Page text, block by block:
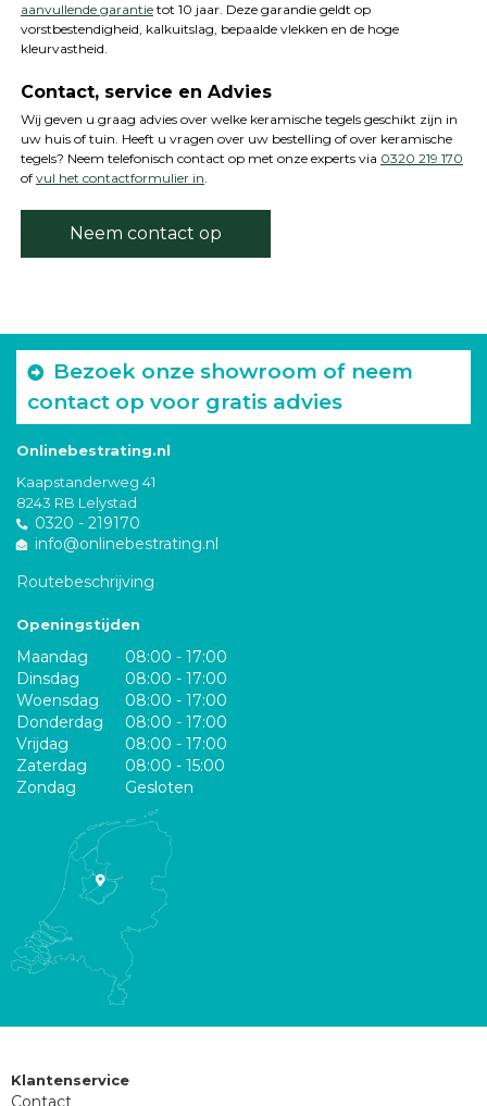
aanvullende garantietot 10 jaar. Deze garandie geldt op
vorstbestendigheid, kalkuitslag, bepaalde vlekken en de hoge
kleurvastheid.
Contact, service en Advies
Wij geven u graag advies over welke keramische tegels geschikt zijn in
uw huis of tuin. Heeft u vragen over uw bestelling of over keramische
tegels? Neem telefonisch contact op met onze experts via 0320 219 170
of vul het contactformulier in.
Neem contact op
Bezoek onze showroom of neem
contact op voor gratis advies
Onlinebestrating.nl
Kaapstanderweg 41
8243 RB Lelystad
0320 - 219170
info@onlinebestrating.nl
Routebeschrijving
Openingstijden
Maandag
08:00 - 17:00
Dinsdag
08:00 - 17:00
Woensdag
08:00 - 17:00
Donderdag
08:00 - 17:00
Vrijdag
08:00 - 17:00
Zaterdag
08:00 - 15:00
Zondag
Gesloten
Klantenservice
Contact